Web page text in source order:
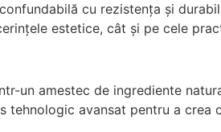
cu rezistența și
estetice, cât și pe cele
un amestec de ingrediente
avansat pentru a